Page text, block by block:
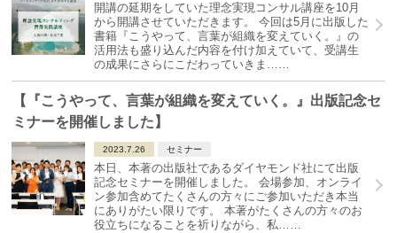
開講の延期をしていた理念実現コンサル講座を10月
から開講させていただきます。 今回は5月に出版した
書籍『こうやって、言葉が組織を変えていく。』の
活用法も盛り込んだ内容を付け加えていて、受講生
の成果にさらにこだわっていきま……
【『こうやって、言葉が組織を変えていく。』出版記念セ
ミナーを開催しました】
2023.7.26 セミナー
本日、本著の出版社であるダイヤモンド社にて出版
記念セミナーを開催しました。 会場参加、オンライ
ン参加含めてたくさんの方々にご参加いただき本当
にありがたい限りです。 本著がたくさんの方々のお
役立ちになることを祈りながら、私……